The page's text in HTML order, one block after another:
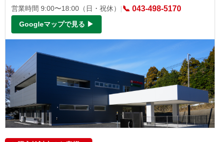
営業時間 9:00〜18:00（日・祝休） | 📞 043-498-5170
Googleマップで見る ▶